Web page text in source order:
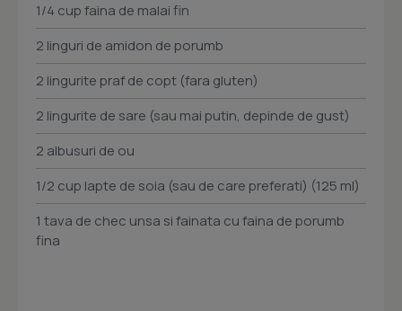
1/4 cup faina de malai fin
2 linguri de amidon de porumb
2 lingurite praf de copt (fara gluten)
2 lingurite de sare (sau mai putin, depinde de gust)
2 albusuri de ou
1/2 cup lapte de soia (sau de care preferati) (125 ml)
1 tava de chec unsa si fainata cu faina de porumb
fina